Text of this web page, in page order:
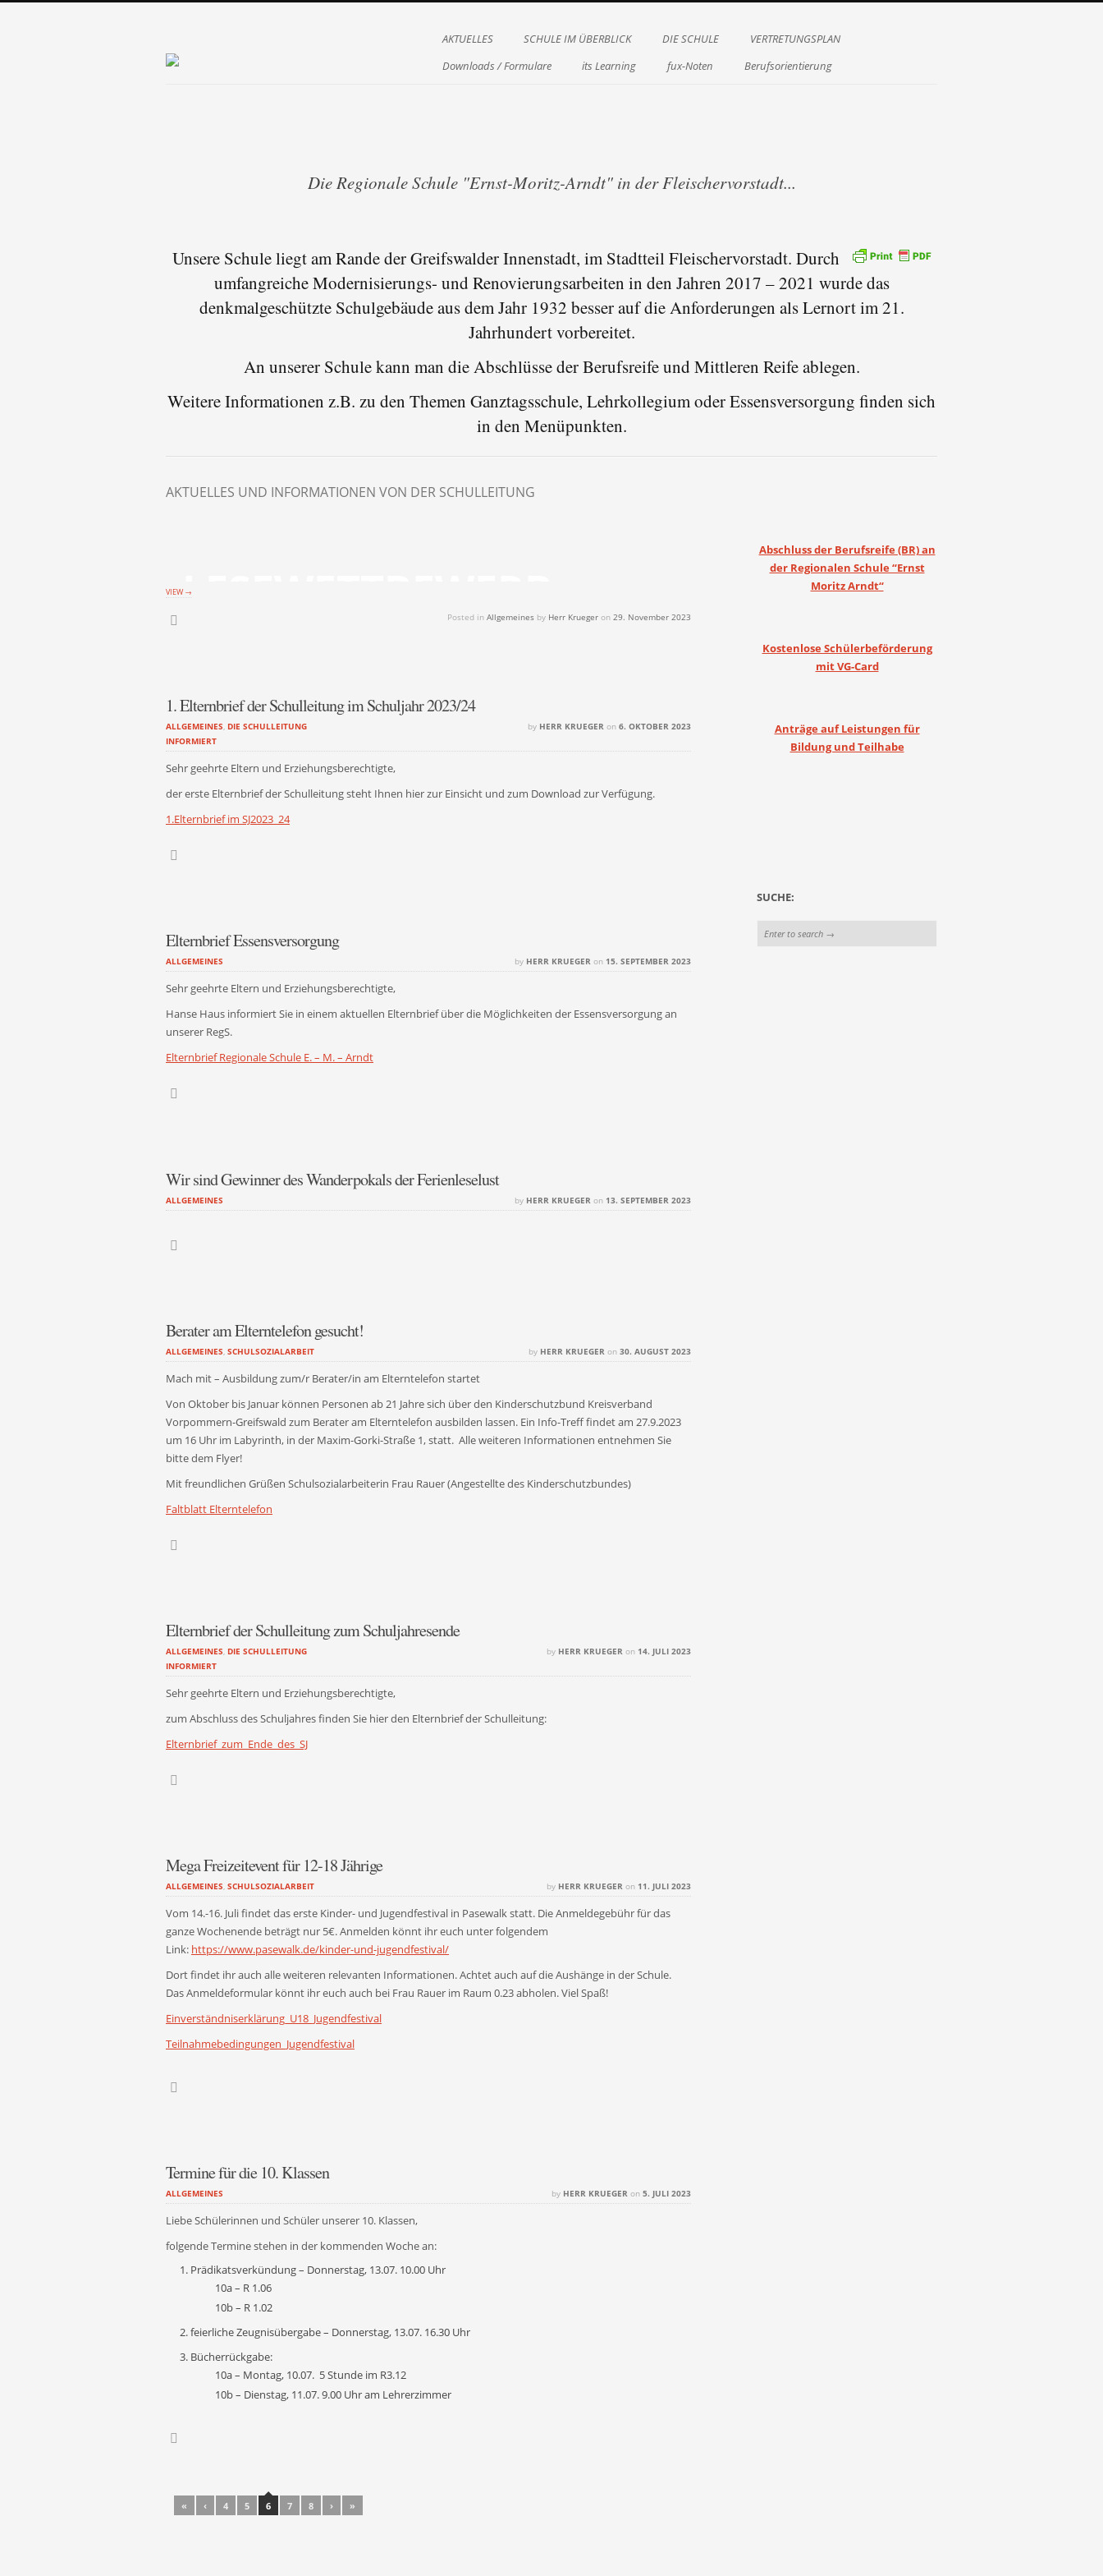
Menu
Skip to content
AKTUELLES SCHULE IM ÜBERBLICK DIE SCHULE
VERTRETUNGSPLAN
Downloads / Formulare
its Learning fux-Noten Berufsorientierung
Die Regionale Schule "Ernst-Moritz-Arndt" in der Fleischervorstadt...
Unsere Schule liegt am Rande der Greifswalder Innenstadt, im Stadtteil Fleischervorstadt. Durch
umfangreiche Modernisierungs- und Renovierungsarbeiten in den Jahren 2017 – 2021 wurde das
denkmalgeschützte Schulgebäude aus dem Jahr 1932 besser auf die Anforderungen als Lernort im 21.
Jahrhundert vorbereitet.
An unserer Schule kann man die Abschlüsse der Berufsreife und Mittleren Reife ablegen.
Weitere Informationen z.B. zu den Themen Ganztagsschule, Lehrkollegium oder Essensversorgung finden sich
in den Menüpunkten.
AKTUELLES UND INFORMATIONEN VON DER SCHULLEITUNG
LESEWETTBEWERB
VIEW →
Posted in Allgemeines by Herr Krueger on 29. November 2023
1. Elternbrief der Schulleitung im Schuljahr 2023/24
ALLGEMEINES, DIE SCHULLEITUNG
INFORMIERT
by HERR KRUEGER on 6. OKTOBER 2023
Sehr geehrte Eltern und Erziehungsberechtigte,
der erste Elternbrief der Schulleitung steht Ihnen hier zur Einsicht und zum Download zur Verfügung.
1.Elternbrief im SJ2023_24
Elternbrief Essensversorgung
ALLGEMEINES by HERR KRUEGER on 15. SEPTEMBER 2023
Sehr geehrte Eltern und Erziehungsberechtigte,
Hanse Haus informiert Sie in einem aktuellen Elternbrief über die Möglichkeiten der Essensversorgung an
unserer RegS.
Elternbrief Regionale Schule E. – M. – Arndt
Wir sind Gewinner des Wanderpokals der Ferienleselust
ALLGEMEINES by HERR KRUEGER on 13. SEPTEMBER 2023
Berater am Elterntelefon gesucht!
ALLGEMEINES, SCHULSOZIALARBEIT by HERR KRUEGER on 30. AUGUST 2023
Mach mit – Ausbildung zum/r Berater/in am Elterntelefon startet
Von Oktober bis Januar können Personen ab 21 Jahre sich über den Kinderschutzbund Kreisverband
Vorpommern-Greifswald zum Berater am Elterntelefon ausbilden lassen. Ein Info-Treff findet am 27.9.2023
um 16 Uhr im Labyrinth, in der Maxim-Gorki-Straße 1, statt. Alle weiteren Informationen entnehmen Sie
bitte dem Flyer!
Mit freundlichen Grüßen Schulsozialarbeiterin Frau Rauer (Angestellte des Kinderschutzbundes)
Faltblatt Elterntelefon
Elternbrief der Schulleitung zum Schuljahresende
ALLGEMEINES, DIE SCHULLEITUNG
INFORMIERT
by HERR KRUEGER on 14. JULI 2023
Sehr geehrte Eltern und Erziehungsberechtigte,
zum Abschluss des Schuljahres finden Sie hier den Elternbrief der Schulleitung:
Elternbrief_zum_Ende_des_SJ
Mega Freizeitevent für 12-18 Jährige
ALLGEMEINES, SCHULSOZIALARBEIT by HERR KRUEGER on 11. JULI 2023
Vom 14.-16. Juli findet das erste Kinder- und Jugendfestival in Pasewalk statt. Die Anmeldegebühr für das
ganze Wochenende beträgt nur 5€. Anmelden könnt ihr euch unter folgendem
Link: https://www.pasewalk.de/kinder-und-jugendfestival/
Dort findet ihr auch alle weiteren relevanten Informationen. Achtet auch auf die Aushänge in der Schule.
Das Anmeldeformular könnt ihr euch auch bei Frau Rauer im Raum 0.23 abholen. Viel Spaß!
Einverständniserklärung_U18_Jugendfestival
Teilnahmebedingungen_Jugendfestival
Termine für die 10. Klassen
ALLGEMEINES by HERR KRUEGER on 5. JULI 2023
Liebe Schülerinnen und Schüler unserer 10. Klassen,
folgende Termine stehen in der kommenden Woche an:
Prädikatsverkündung – Donnerstag, 13.07. 10.00 Uhr
10a – R 1.06
10b – R 1.02
feierliche Zeugnisübergabe – Donnerstag, 13.07. 16.30 Uhr
Bücherrückgabe:
10a – Montag, 10.07. 5 Stunde im R3.12
10b – Dienstag, 11.07. 9.00 Uhr am Lehrerzimmer
Post navigation
« ‹ 4 5 6 7 8 › »
Abschluss der Berufsreife (BR) an
der Regionalen Schule “Ernst
Moritz Arndt“
Kostenlose Schülerbeförderung
mit VG-Card
Anträge auf Leistungen für
Bildung und Teilhabe
SUCHE: